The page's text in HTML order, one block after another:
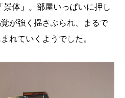
景体」。部屋いっぱいに押し
が強く揺さぶられ、まるで
れていくようでした。